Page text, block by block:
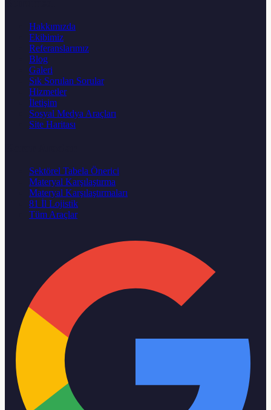
Hakkımızda
Ekibimiz
Referanslarımız
Blog
Galeri
Sık Sorulan Sorular
Hizmetler
İletişim
Sosyal Medya Araçları
Site Haritası
Sektörel Tabela Önerici
Materyal Karşılaştırma
Materyal Karşılaştırmaları
81 İl Lojistik
Tüm Araçlar